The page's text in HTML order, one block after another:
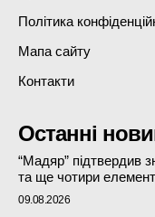
Політика
Мапа сайту
Контакти
Останні
“Мадяр” підтвердив
та ще чотири
09.08.2026